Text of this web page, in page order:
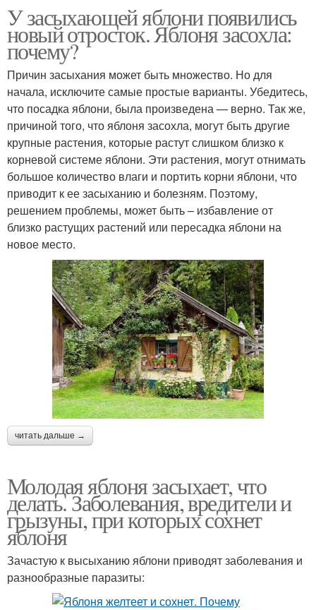
У засыхающей яблони появились
новый отросток. Яблоня засохла:
почему?
Причин засыхания может быть множество. Но для
начала, исключите самые простые варианты. Убедитесь,
что посадка яблони, была произведена — верно. Так же,
причиной того, что яблоня засохла, могут быть другие
крупные растения, которые растут слишком близко к
корневой системе яблони. Эти растения, могут отнимать
большое количество влаги и портить корни яблони, что
приводит к ее засыханию и болезням. Поэтому,
решением проблемы, может быть – избавление от
близко растущих растений или пересадка яблони на
новое место.
читать дальше →
Молодая яблоня засыхает, что
делать. Заболевания, вредители и
грызуны, при которых сохнет
яблоня
Зачастую к высыханию яблони приводят заболевания и
разнообразные паразиты: